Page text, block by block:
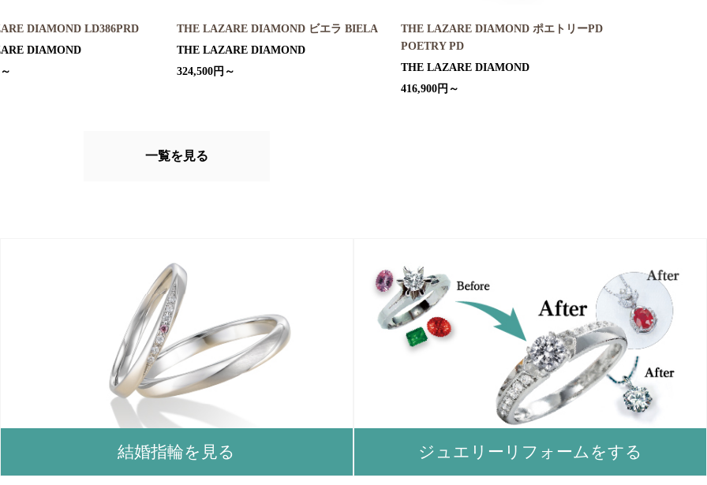
DIAMOND LD386PRD
DIAMOND
THE LAZARE DIAMOND ビエラ BIELA
THE LAZARE DIAMOND
324,500円～
THE LAZARE DIAMOND ポエトリーPD
POETRY PD
THE LAZARE DIAMOND
416,900円～
一覧を見る
結婚指輪を見る ジュエリーリフォームをする